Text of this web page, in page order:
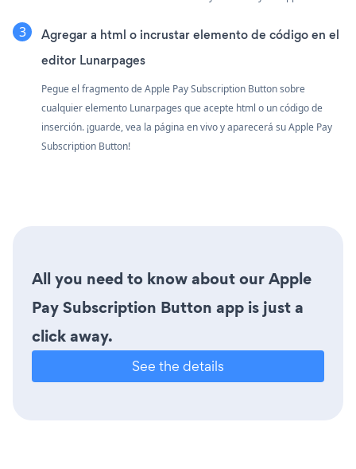
Agregar a html o incrustar elemento de código en el
editor Lunarpages
Pegue el fragmento de Apple Pay Subscription Button sobre
cualquier elemento Lunarpages que acepte html o un código de
inserción. ¡guarde, vea la página en vivo y aparecerá su Apple Pay
Subscription Button!
All you need to know about our Apple
Pay Subscription Button app is just a
click away.
See the details